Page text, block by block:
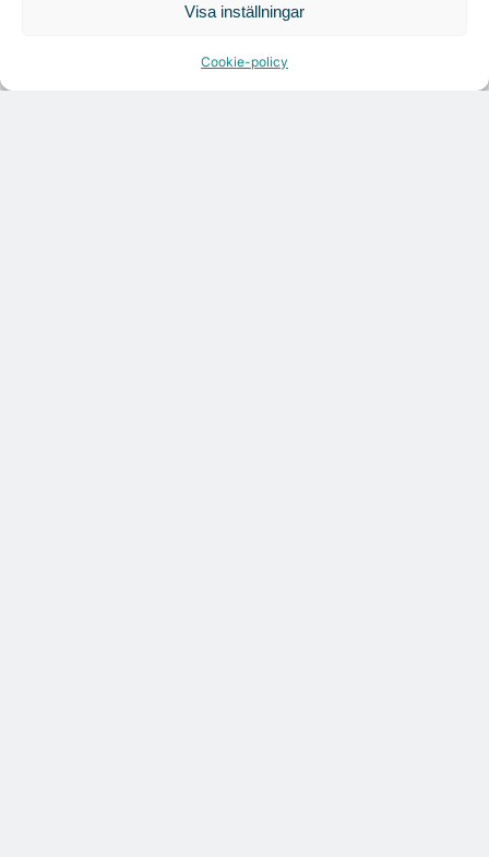
Visa inställningar
Cookie-policy